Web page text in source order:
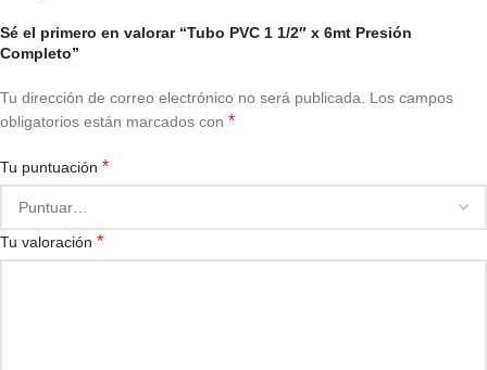
Sé el primero en valorar “Tubo PVC 1 1/2″ x 6mt Presión
Completo”
Tu dirección de correo electrónico no será publicada. Los campos
obligatorios están marcados con *
Tu puntuación *
Tu valoración *